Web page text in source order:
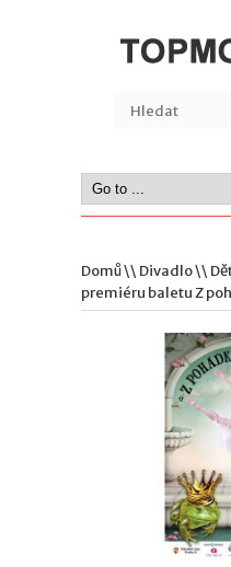
Domů\\ Divadlo\\
premiéru baletu Z